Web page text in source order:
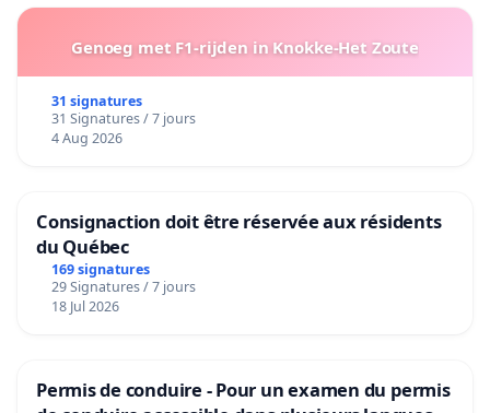
Genoeg met F1-rijden in Knokke-Het Zoute
31 signatures
31 Signatures / 7 jours
4 Aug 2026
Consignaction doit être réservée aux résidents
du Québec
169 signatures
29 Signatures / 7 jours
18 Jul 2026
Permis de conduire - Pour un examen du permis